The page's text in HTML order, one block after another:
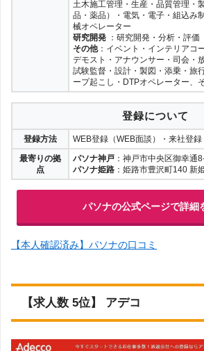
土木施工管理・生産・品質管理・
品・薬品）・電気・電子・組込み
械オペレーター
研究開発 ：研究開発・分析・評価
その他：イベント・インテリアコ
デモスト・アナウンサー・司会・
試験監督・設計・製図・添乗・旅
ープ起こし・DTPオペレーター、
登録について
登録方法
WEB登録（WEB面談）・来社登録
最寄りの拠
点
パソナ神戸 ：神戸市中央区御幸通
パソナ姫路 ：姫路市豊沢町140 新
パソナの公式ページで詳細
【本人確認済み】パソナの口コミ
【求人数 5位】 アデコ